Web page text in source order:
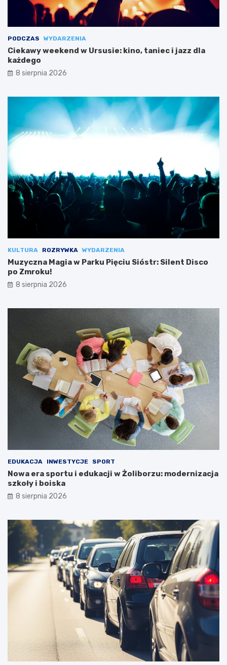
PODCZAS WYDARZENIA
Ciekawy weekend w Ursusie: kino, taniec i jazz dla
każdego
8 sierpnia 2026
KULTURA ROZRYWKA WYDARZENIA
Muzyczna Magia w Parku Pięciu Sióstr: Silent Disco
po Zmroku!
8 sierpnia 2026
EDUKACJA INWESTYCJE SPORT
Nowa era sportu i edukacji w Żoliborzu: modernizacja
szkoły i boiska
8 sierpnia 2026